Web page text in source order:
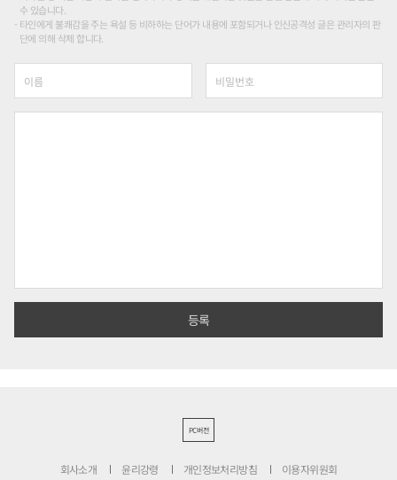
수 있습니다.
타인에게 불쾌감을 주는 욕설 등 비하하는 단어가 내용에 포함되거나 인신공격성 글은 관리자의 판
단에 의해 삭제 합니다.
PC버전
회사소개 윤리강령 개인정보처리방침 이용자위원회